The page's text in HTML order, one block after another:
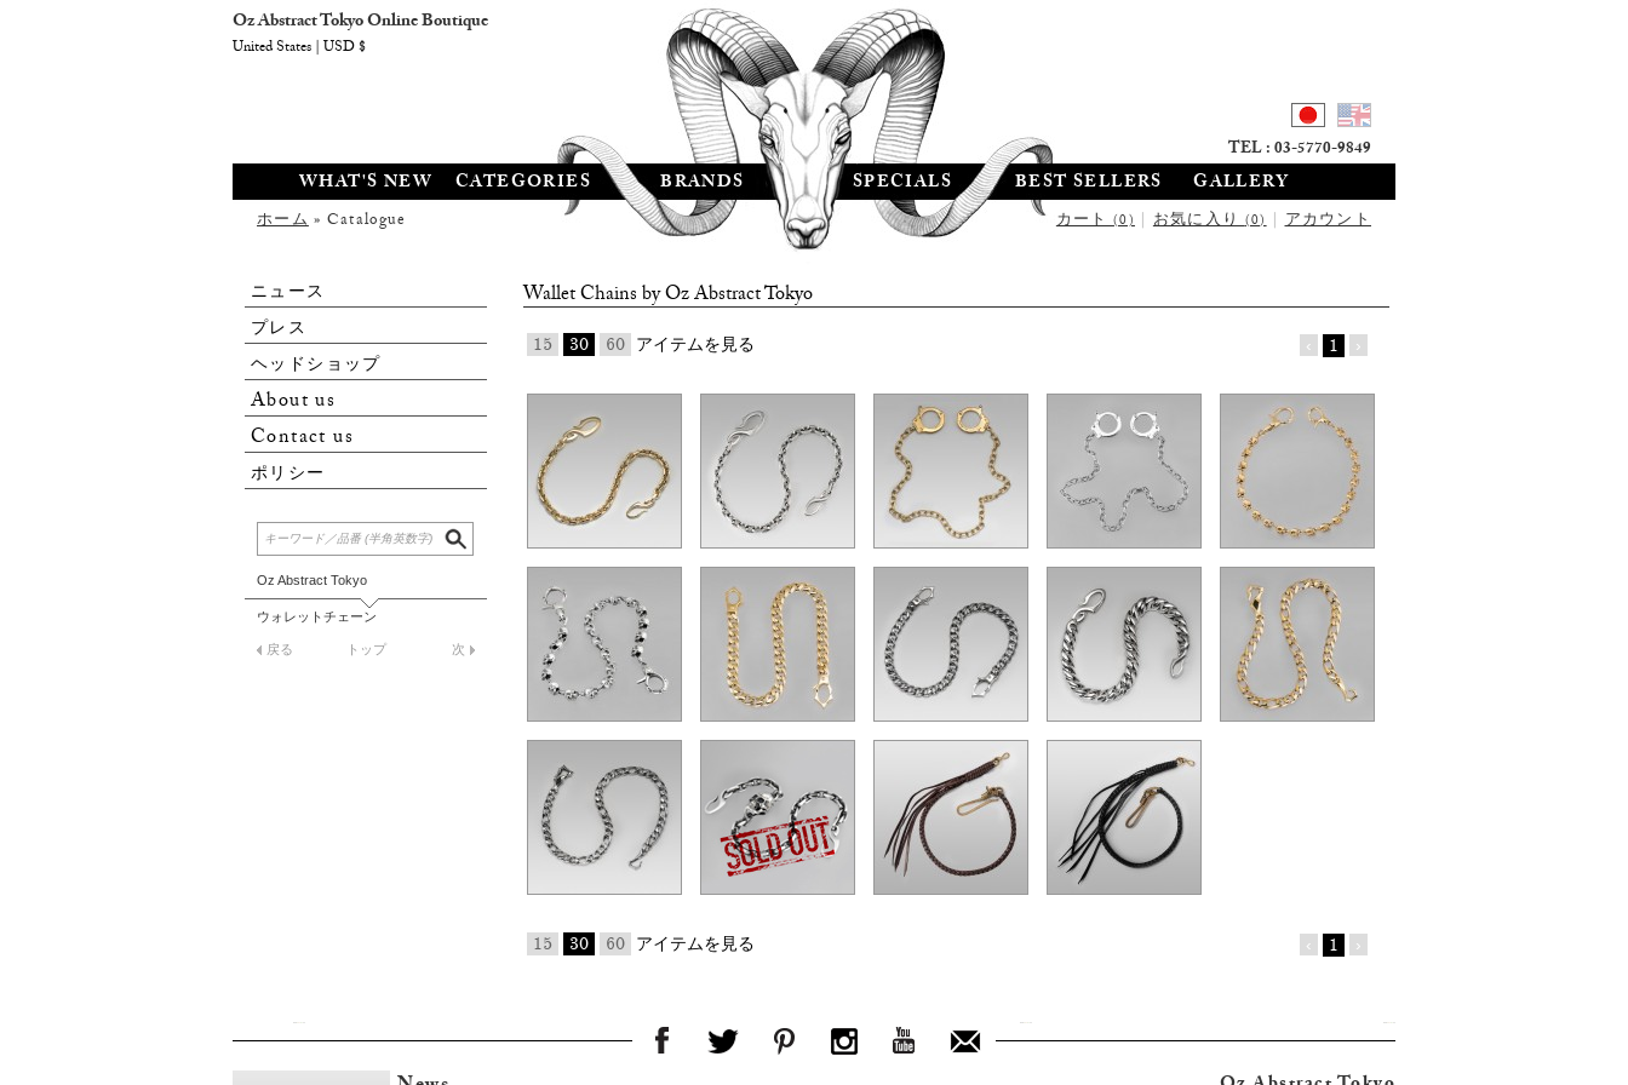
WHAT'S NEW CATEGORIES BRANDS SPECIALS BEST SELLERS GALLERY
カート(0)|お気に入り(0)|アカウント
ホーム» Catalogue
TEL : 03-5770-9849
ニュース
プレス
ヘッドショップ
About us
Contact us
ポリシー
Oz Abstract Tokyo
ウォレットチェーン
戻る トップ 次
Wallet Chains byOz Abstract Tokyo
‹ 1 ›
15 30 60 アイテムを見る
‹ 1 ›
15 30 60 アイテムを見る
Oz Abstract Tokyo Online Boutique
United States | USD $